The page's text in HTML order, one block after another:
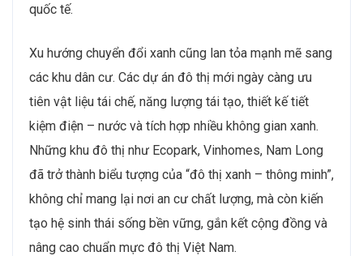
quốc tế.
Xu hướng chuyển đổi xanh cũng lan tỏa mạnh mẽ sang
các khu dân cư. Các dự án đô thị mới ngày càng ưu
tiên vật liệu tái chế, năng lượng tái tạo, thiết kế tiết
kiệm điện – nước và tích hợp nhiều không gian xanh.
Những khu đô thị như Ecopark, Vinhomes, Nam Long
đã trở thành biểu tượng của “đô thị xanh – thông minh”,
không chỉ mang lại nơi an cư chất lượng, mà còn kiến
tạo hệ sinh thái sống bền vững, gắn kết cộng đồng và
nâng cao chuẩn mực đô thị Việt Nam.